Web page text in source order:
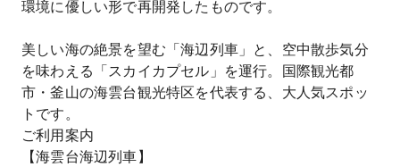
環境に優しい形で再開発したものです。
美しい海の絶景を望む「海辺列車」と、空中散歩気分
を味わえる「スカイカプセル」を運行。国際観光都
市・釜山の海雲台観光特区を代表する、大人気スポッ
トです。
ご利用案内
【海雲台海辺列車】